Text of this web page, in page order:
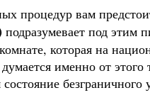
процедур вам
подразумевает под этим
которая на
именно от
безграничного